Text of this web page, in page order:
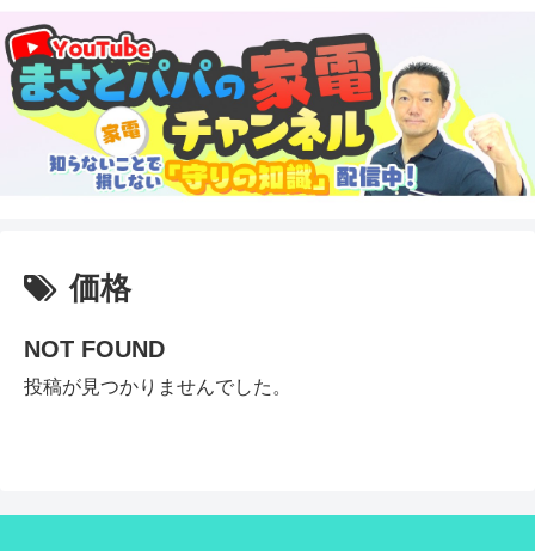
価格
NOT FOUND
投稿が見つかりませんでした。